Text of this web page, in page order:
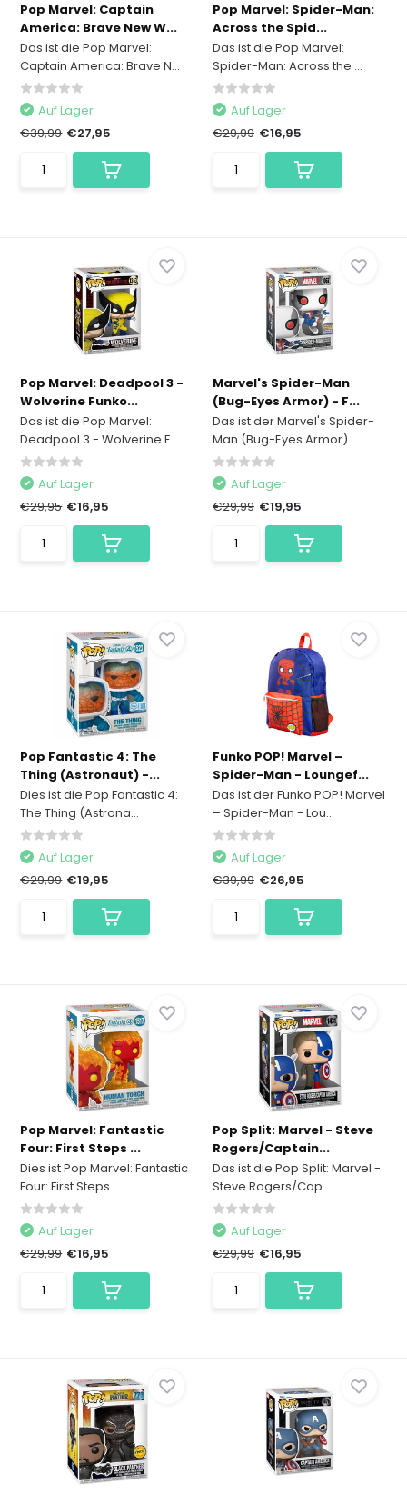
Pop Marvel: Captain
America: Brave New W...
Das ist die Pop Marvel:
Captain America: Brave N...
Auf Lager
€39,99 €27,95
Pop Marvel: Spider-Man:
Across the Spid...
Das ist die Pop Marvel:
Spider-Man: Across the ...
Auf Lager
€29,99 €16,95
Pop Marvel: Deadpool 3 -
Wolverine Funko...
Das ist die Pop Marvel:
Deadpool 3 - Wolverine F...
Auf Lager
€29,95 €16,95
Marvel's Spider-Man
(Bug-Eyes Armor) - F...
Das ist der Marvel's Spider-
Man (Bug-Eyes Armor)...
Auf Lager
€29,99 €19,95
Pop Fantastic 4: The
Thing (Astronaut) -...
Dies ist die Pop Fantastic 4:
The Thing (Astrona...
Auf Lager
€29,99 €19,95
Funko POP! Marvel –
Spider-Man - Loungef...
Das ist der Funko POP! Marvel
– Spider-Man - Lou...
Auf Lager
€39,99 €26,95
Pop Marvel: Fantastic
Four: First Steps ...
Dies ist Pop Marvel: Fantastic
Four: First Steps...
Auf Lager
€29,99 €16,95
Pop Split: Marvel - Steve
Rogers/Captain...
Das ist die Pop Split: Marvel -
Steve Rogers/Cap...
Auf Lager
€29,99 €16,95